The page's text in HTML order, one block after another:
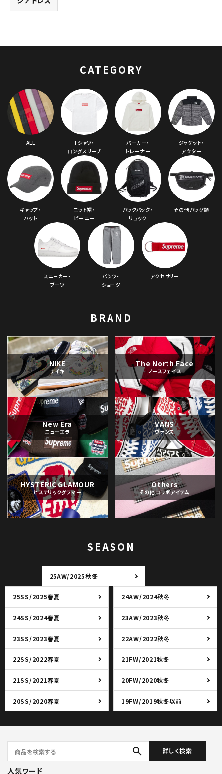
キーワードから探す
search
人気ワード 2026SS 2025AW 2025SS
Tシャツ・ロングスリーブ
キャップ・ハット
パーカー・クルーネック
ショルダー・ウエストバッグ
ボックスロゴ ブラックスウェット
カテゴリーから探す
コラボレーションブランドから探す
シーズンから探す
並び順
価格から探す
円 ～
CATEGORY
ALL
Tシャツ・
ロングスリーブ
パーカー・
トレーナー
ジャケット・
アウター
キャップ・
ハット
ニット帽・
ビーニー
バックパック・
リュック
その他バッグ類
スニーカー・
ブーツ
パンツ・
ショーツ
アクセサリー
BRAND
NIKE
ナイキ
The North Face
ノースフェイス
New Era
ニューエラ
VANS
ヴァンズ
HYSTERIC GLAMOUR
ヒステリックグラマー
Others
その他コラボアイテム
SEASON
25AW/2025秋冬
25SS/2025春夏 24AW/2024秋冬
24SS/2024春夏 23AW/2023秋冬
23SS/2023春夏 22AW/2022秋冬
22SS/2022春夏 21FW/2021秋冬
21SS/2021春夏 20FW/2020秋冬
20SS/2020春夏 19FW/2019秋冬以前
search 詳しく検索
人気ワード